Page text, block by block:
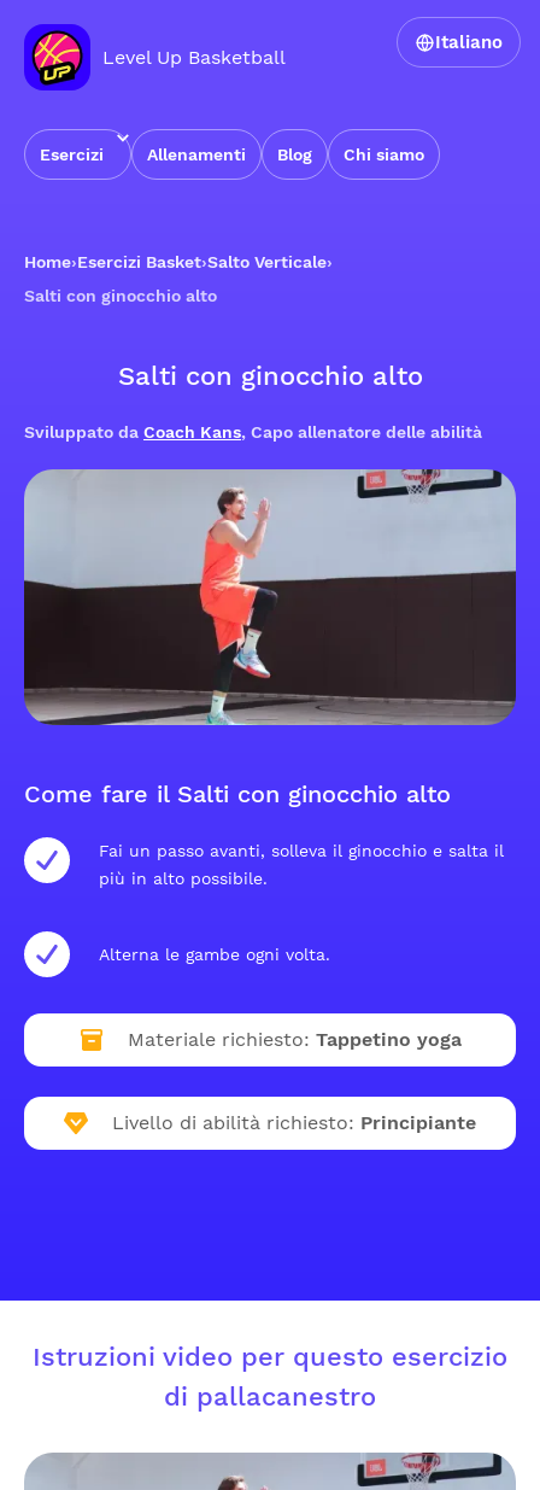
Level Up Basketball
Esercizi Allenamenti Blog Chi siamo
Italiano
Home›Esercizi Basket›Salto Verticale›
Salti con ginocchio alto
Salti con ginocchio alto
Sviluppato da Coach Kans, Capo allenatore delle abilità
Come fare il Salti con ginocchio alto
Fai un passo avanti, solleva il ginocchio e salta il
più in alto possibile.
Alterna le gambe ogni volta.
Materiale richiesto: Tappetino yoga
Livello di abilità richiesto: Principiante
Istruzioni video per questo esercizio
di pallacanestro